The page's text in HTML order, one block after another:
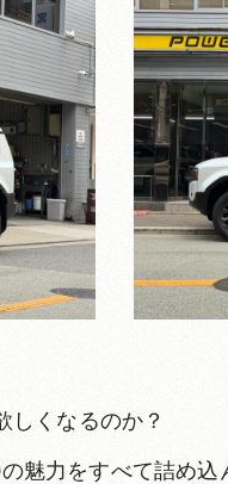
しくなるのか？
魅力をすべて詰め